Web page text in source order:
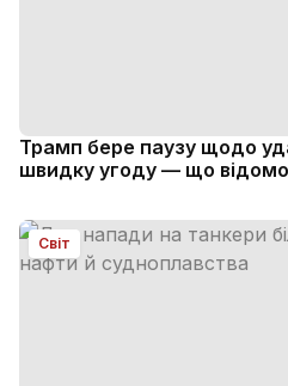
Трамп бере паузу щодо
швидку угоду — що відомо
Світ